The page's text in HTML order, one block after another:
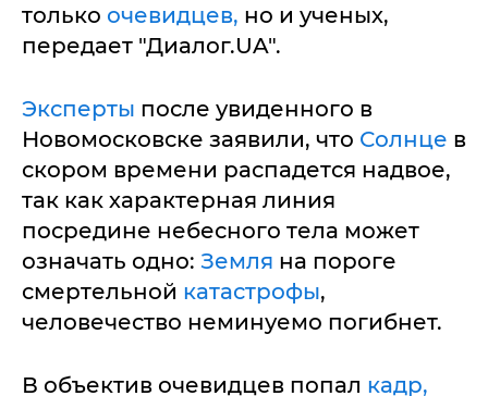
только очевидцев, но и ученых,
передает "Диалог.UA".
Эксперты после увиденного в
Новомосковске заявили, что Солнце в
скором времени распадется надвое,
так как характерная линия
посредине небесного тела может
означать одно: Земля на пороге
смертельной катастрофы,
человечество неминуемо погибнет.
В объектив очевидцев попал кадр,